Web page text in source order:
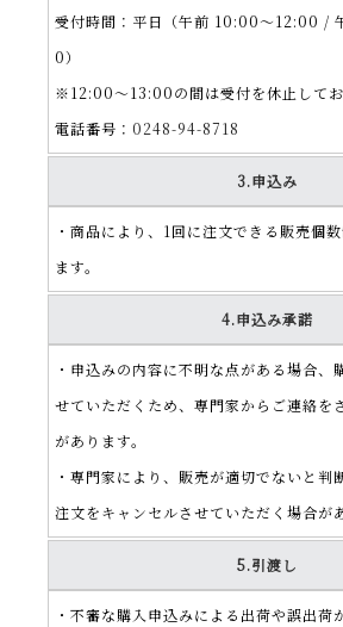
受付時間：平日（午前 10:00～12:00 /
0）
※12:00～13:00の間は受付を休止してお
電話番号： 0248-94-8718
3.申込み
・商品により、1回に注文できる販売個
ます。
4.申込み承諾
・申込みの内容に不明な点がある場合、
せていただくため、専門家からご連絡を
があります。
・専門家により、販売が適切でないと判
注文をキャンセルさせていただく場合が
5.引渡し
・不審な購入申込みによる出荷や誤出荷